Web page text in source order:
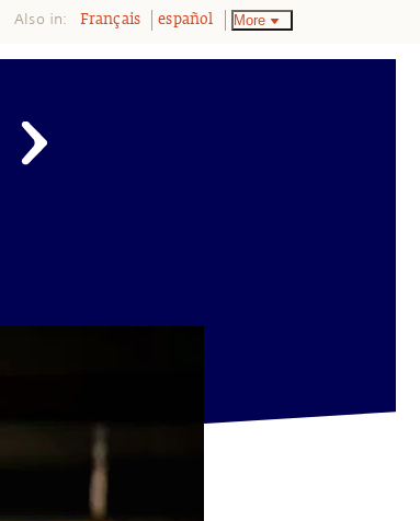
Also in: Français español More